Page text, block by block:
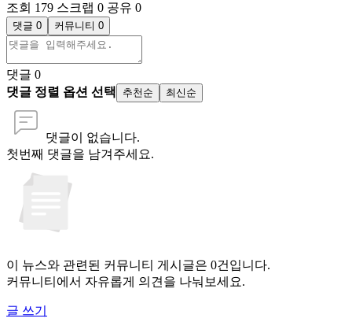
조회 179 스크랩 0 공유 0
댓글 0 커뮤니티 0
댓글 0
댓글 정렬 옵션 선택
추천순 최신순
댓글이 없습니다.
첫번째 댓글을 남겨주세요.
이 뉴스와 관련된 커뮤니티 게시글은 0건입니다.
커뮤니티에서 자유롭게 의견을 나눠보세요.
글 쓰기